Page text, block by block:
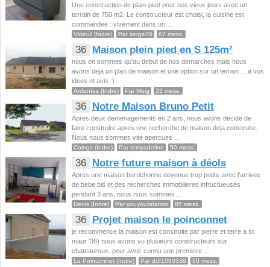
Une construction de plain-pied pour nos vieux jours avec un
terrain de 750 m2. Le constructeur est choisi, la cuisine est
commandee : vivement dans un ...
Vineuil (Indre) Par serge36 67 mess.
36 Maison plein pied en S 125m²
nous en sommes qu'au debut de nos demarches mais nous
avons deja un plan de maison et une option sur un terrain ... a vos
idees et avis :)
Ardentes (Indre) Par Meig 33 mess.
36 Notre Maison Bruno Petit
Apres deux demenagements en 2 ans, nous avons decide de
faire construire apres une recherche de maison deja construite.
Nous nous sommes vite apercues ...
Coings (Indre) Par remyadeline 50 mess.
36 Notre future maison à déols
Apres une maison berrichonne devenue trop petite avec l'arrivee
de bebe bis et des recherches immobilieres infructueuses
pendant 3 ans, nous nous sommes ...
Deols (Indre) Par youyoutatatoto 85 mess.
36 Projet maison le poinconnet
je recommence la maison est construite par pierre et terre a st
maur '36) nous avons vu plusieurs constructeurs sur
chateauroux. pour avoir connu une premiere ...
Le Poinconnet (Indre) Par ddf1080338 60 mess.